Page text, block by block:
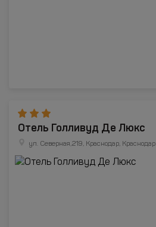
Отель Голливуд Де Люкс
ул. Северная,219, Краснодар, Краснодар